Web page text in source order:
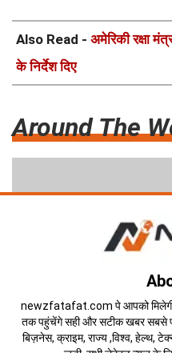
Also Read - अमेरिकी रक्षा
के निर्देश दिए
Around The
newzfatafat.com पे आपको मिलेगी
तक पहुंचेंगे सही और सटीक खबर सबसे
बिज़नेस, क्राइम, राज्य ,विश्व, हेल्थ,